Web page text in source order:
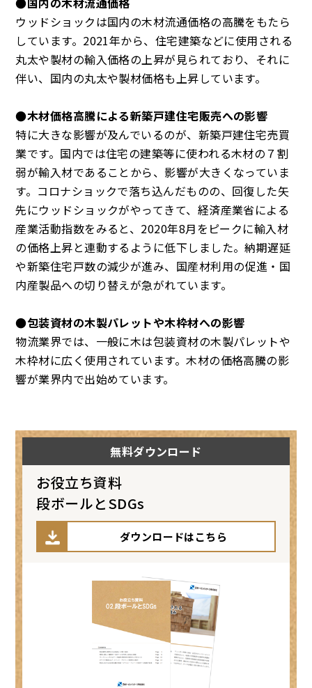
ウッドショックは国内の木材流通価格の高騰をもたら
しています。2021年から、住宅建築などに使用される
丸太や製材の輸入価格の上昇が見られており、それに
伴い、国内の丸太や製材価格も上昇しています。
●木材価格高騰による新築戸建住宅販売への影響
特に大きな影響が及んでいるのが、新築戸建住宅売買
業です。国内では住宅の建築等に使われる木材の７割
弱が輸入材であることから、影響が大きくなっていま
す。コロナショックで落ち込んだものの、回復した矢
先にウッドショックがやってきて、経済産業省による
産業活動指数をみると、2020年8月をピークに輸入材
の価格上昇と連動するように低下しました。納期遅延
や新築住宅戸数の減少が進み、国産材利用の促進・国
内産製品への切り替えが急がれています。
●包装資材の木製パレットや木枠材への影響
物流業界では、一般に木は包装資材の木製パレットや
木枠材に広く使用されています。木材の価格高騰の影
響が業界内で出始めています。
無料ダウンロード
お役立ち資料
段ボールとSDGs
ダウンロードはこちら